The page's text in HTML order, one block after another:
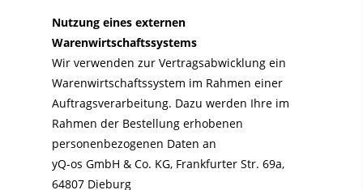
Nutzung eines externen
Warenwirtschaftssystems
Wir verwenden zur Vertragsabwicklung ein
Warenwirtschaftssystem im Rahmen einer
Auftragsverarbeitung. Dazu werden Ihre im
Rahmen der Bestellung erhobenen
personenbezogenen Daten an
yQ-os GmbH & Co. KG, Frankfurter Str. 69a,
64807 Dieburg